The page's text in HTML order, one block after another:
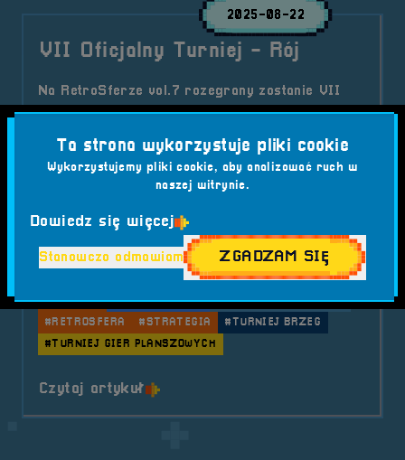
2025-08-22
VII Oficjalny Turniej - Rój
Na RetroSferze vol.7 rozegrany zostanie VII
Oficjalny Turniej – tym razem uczestnicy
zmierzą się w strategicznej grze planszowej Rój
od wydawnictwa G3. To pojedynek umysłów, w
którym wygrywa spryt, planowanie i wyobraźnia
Kategorie wpisu:
Aktualności RetroSfera vol. 7 Turnieje RS7
#FESTIWAL KOMPUTERÓW GIER I KONSOL
#G3
#GRA RÓJ
#GRY LOGICZNE #HIVE
#PLANSZÓWKI
#RETROSFERA
#STRATEGIA
#TURNIEJ BRZEG
#TURNIEJ GIER PLANSZOWYCH
Czytaj artykuło tytule VII Oficjalny Turniej
Ta strona wykorzystuje pliki cookie
Wykorzystujemy pliki cookie, aby analizować ruch w
naszej witrynie.
Dowiedz się więcej
Stanowczo odmawiam ZGADZAM SIĘ